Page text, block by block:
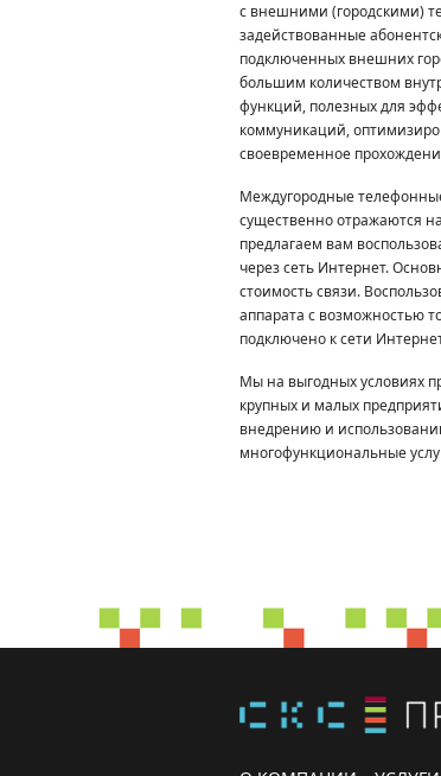
с внешними (городскими)
задействованные
подключенных внешних
большим количеством
функций, полезных для
коммуникаций,
своевременное
Междугородные
существенно отражаются
предлагаем вам
через сеть Интернет.
стоимость связи.
аппарата с возможностью
подключено к сети
Мы на выгодных условиях
крупных и малых
внедрению и
многофункциональные